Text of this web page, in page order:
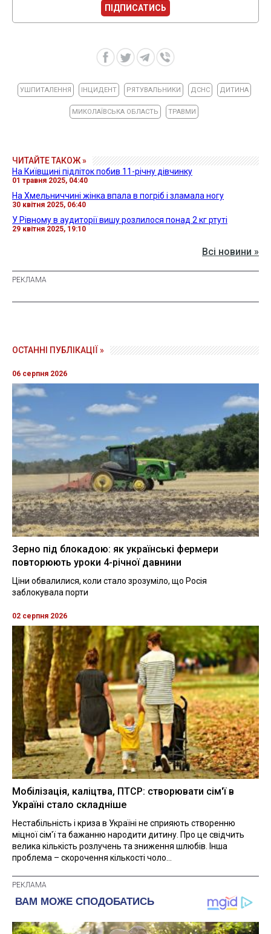
ПІДПИСАТИСЬ
УШПИТАЛЕННЯ ІНЦИДЕНТ РЯТУВАЛЬНИКИ ДСНС ДИТИНА
МИКОЛАЇВСЬКА ОБЛАСТЬ ТРАВМИ
ЧИТАЙТЕ ТАКОЖ »
На Київщині підліток побив 11-річну дівчинку
01 травня 2025, 04:40
На Хмельниччині жінка впала в погріб і зламала ногу
30 квітня 2025, 06:40
У Рівному в аудиторії вишу розлилося понад 2 кг ртуті
29 квітня 2025, 19:10
Всі новини »
ОСТАННІ ПУБЛІКАЦІЇ »
06 серпня 2026
Зерно під блокадою: як українські фермери
повторюють уроки 4-річної давнини
Ціни обвалилися, коли стало зрозуміло, що Росія
заблокувала порти
02 серпня 2026
Мобілізація, каліцтва, ПТСР: створювати сім'ї в
Україні стало складніше
Нестабільність і криза в Україні не сприяють створенню
міцної сім'ї та бажанню народити дитину. Про це свідчить
велика кількість розлучень та зниження шлюбів. Інша
проблема – скорочення кількості чоло...